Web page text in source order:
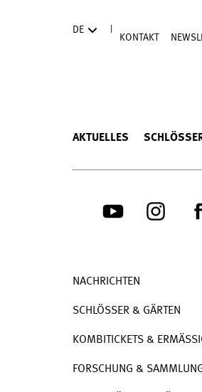
DE
KONTAKT
AKTUELLES
NACHRICHTEN
SCHLÖSSER & GÄRTEN
KOMBITICKETS &
FORSCHUNG &